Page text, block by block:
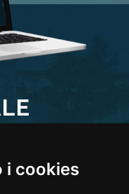
i cookies